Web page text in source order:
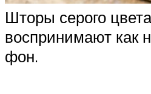
Шторы серого
воспринимают как
фон.